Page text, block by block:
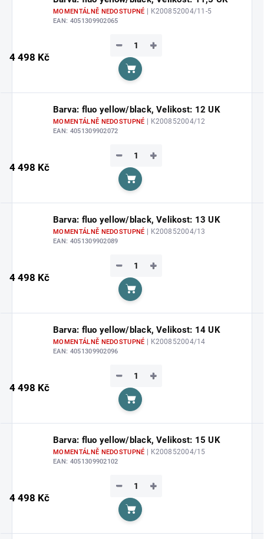
MOMENTÁLNĚ NEDOSTUPNÉ | K200852004/11-5
EAN: 4051309902065
4 498 Kč
+
−
Do košíku
Barva: fluo yellow/black, Velikost: 12 UK
MOMENTÁLNĚ NEDOSTUPNÉ | K200852004/12
EAN: 4051309902072
4 498 Kč
+
−
Do košíku
Barva: fluo yellow/black, Velikost: 13 UK
MOMENTÁLNĚ NEDOSTUPNÉ | K200852004/13
EAN: 4051309902089
4 498 Kč
+
−
Do košíku
Barva: fluo yellow/black, Velikost: 14 UK
MOMENTÁLNĚ NEDOSTUPNÉ | K200852004/14
EAN: 4051309902096
4 498 Kč
+
−
Do košíku
Barva: fluo yellow/black, Velikost: 15 UK
MOMENTÁLNĚ NEDOSTUPNÉ | K200852004/15
EAN: 4051309902102
4 498 Kč
+
−
Do košíku